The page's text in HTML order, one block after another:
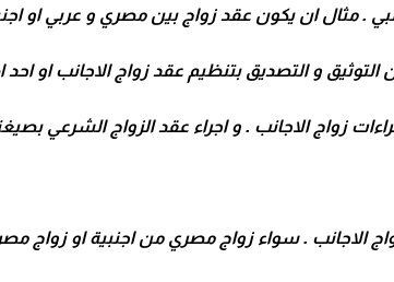
. مثال ان يكون عقد زواج بين مصري و عربي او
و التصديق بتنظيم عقد زواج الاجانب او احد
زواج الاجانب . و اجراء عقد الزواج الشرعي
الاجانب . سواء زواج مصري من اجنبية او زواج